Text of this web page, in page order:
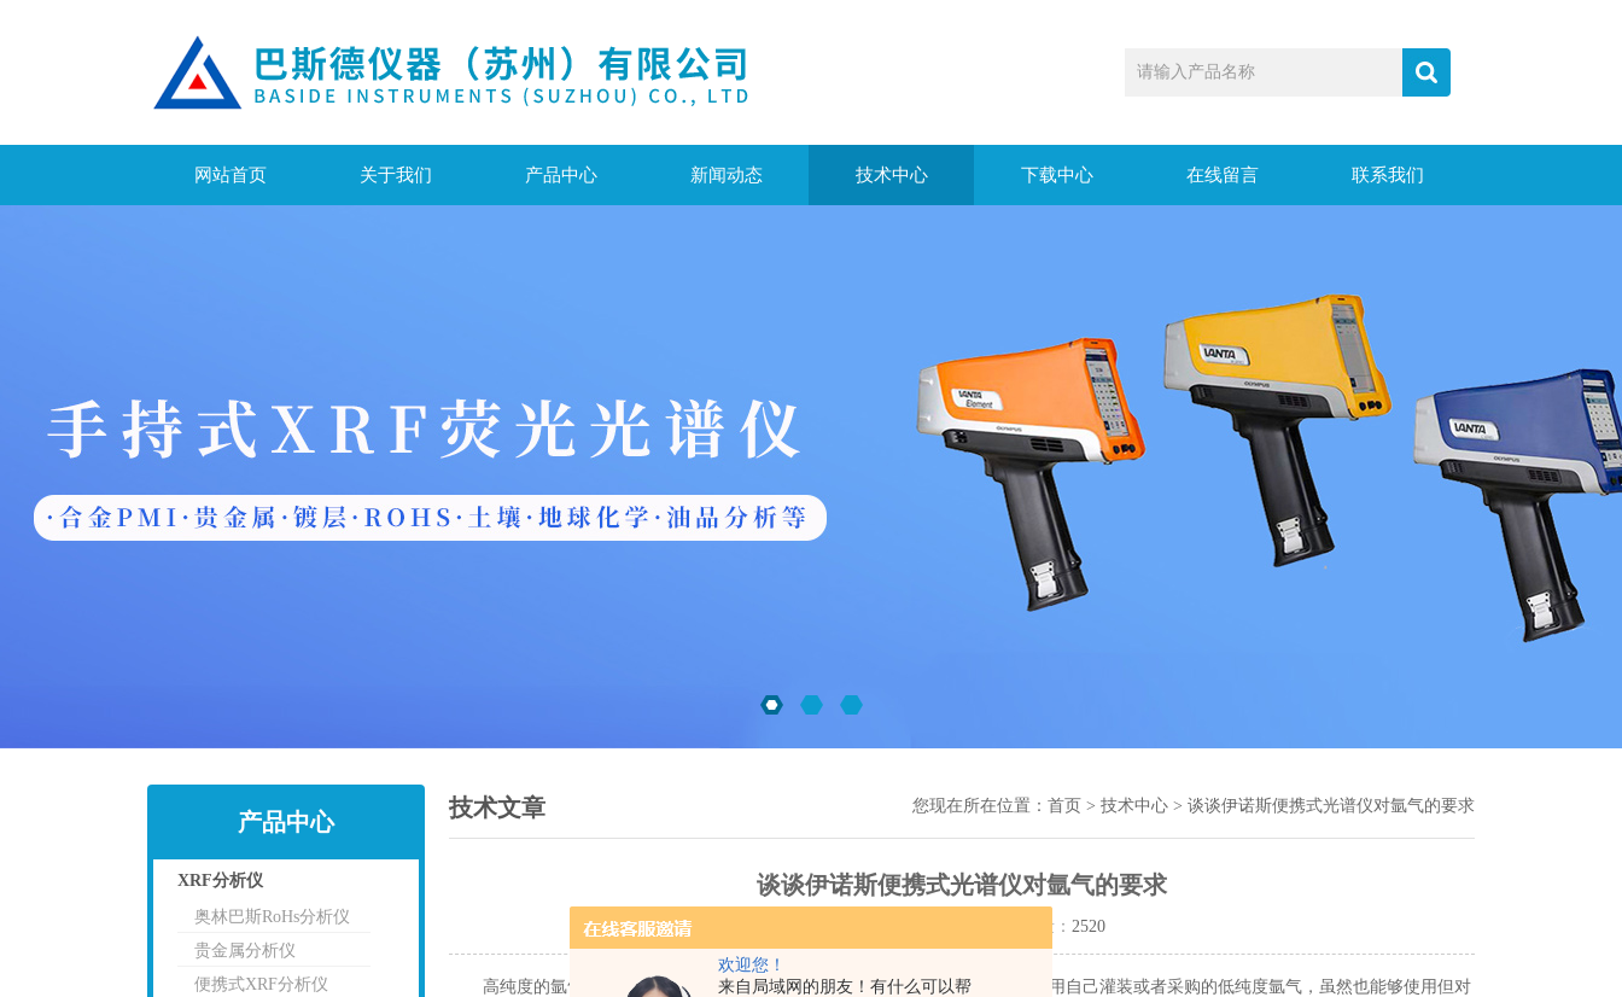
欢迎您！
来自局域网的朋友！有什么可以帮
网站首页 关于我们 产品中心 新闻动态 技术中心 下载中心 在线留言 联系我们
产品中心
XRF分析仪
点击
奥林巴斯RoHs分析仪
贵金属分析仪
便携式XRF分析仪
技术文章 您现在所在位置： 首页 > 技术中心 > 谈谈伊诺斯便携式光谱仪对氩气的要求
谈谈伊诺斯便携式光谱仪对氩气的要求
更新时间：2021-09-23 点击量： 2520
高纯度的氩气对 伊诺斯便携式光谱仪 来说是*的，不少厂家为了节省成本会采用自己灌装或者采购的低纯度氩气，虽然也能够使用但对